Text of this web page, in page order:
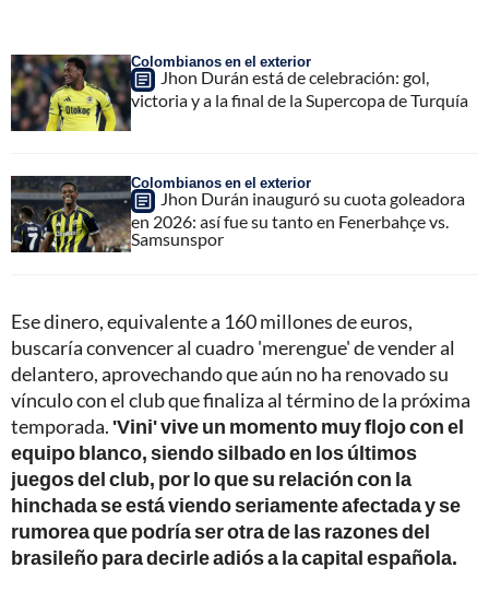
Colombianos en el exterior
Jhon Durán está de celebración: gol,
victoria y a la final de la Supercopa de Turquía
Colombianos en el exterior
Jhon Durán inauguró su cuota goleadora
en 2026: así fue su tanto en Fenerbahçe vs.
Samsunspor
Ese dinero, equivalente a 160 millones de euros,
buscaría convencer al cuadro 'merengue' de vender al
delantero, aprovechando que aún no ha renovado su
vínculo con el club que finaliza al término de la próxima
temporada. 'Vini' vive un momento muy flojo con el
equipo blanco, siendo silbado en los últimos
juegos del club, por lo que su relación con la
hinchada se está viendo seriamente afectada y se
rumorea que podría ser otra de las razones del
brasileño para decirle adiós a la capital española.